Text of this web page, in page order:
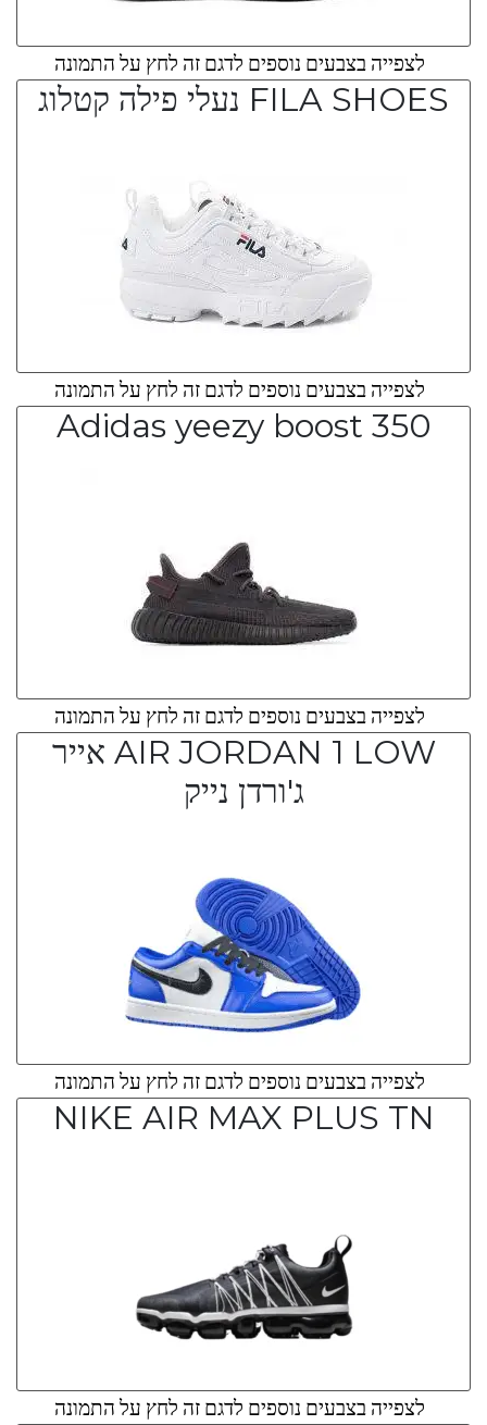
לצפייה בצבעים נוספים לדגם זה לחץ על התמונה
FILA SHOES נעלי פילה קטלוג
לצפייה בצבעים נוספים לדגם זה לחץ על התמונה
Adidas yeezy boost 350
לצפייה בצבעים נוספים לדגם זה לחץ על התמונה
AIR JORDAN 1 LOW אייר
ג'ורדן נייק
לצפייה בצבעים נוספים לדגם זה לחץ על התמונה
NIKE AIR MAX PLUS TN
לצפייה בצבעים נוספים לדגם זה לחץ על התמונה